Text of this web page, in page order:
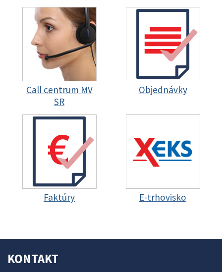
Call centrum MV
SR
Objednávky
Faktúry E-trhovisko
KONTAKT